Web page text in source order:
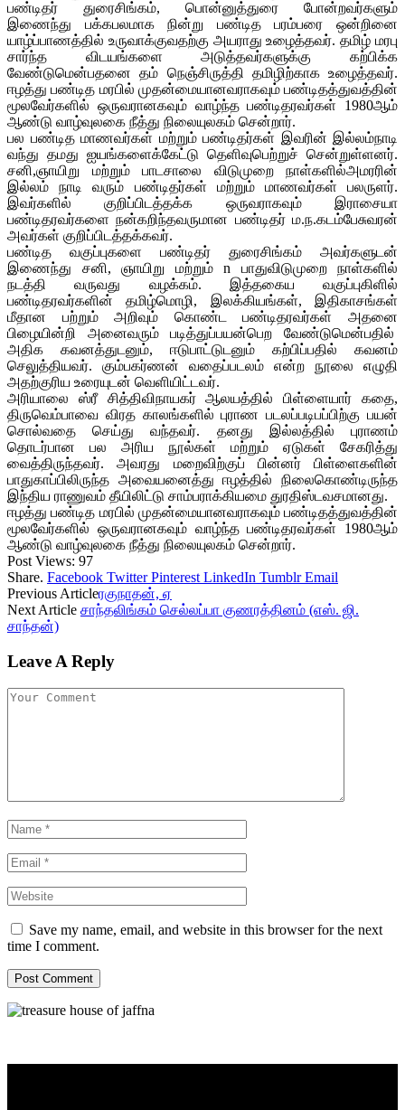
பண்டிதர் துரைசிங்கம், பொன்னுத்துரை போன்றவர்களும்
இணைந்து பக்கபலமாக நின்று பண்டித பரம்பரை ஒன்றினை
யாழ்ப்பாணத்தில் உருவாக்குவதற்கு அயராது உழைத்தவர். தமிழ் மரபு
சார்ந்த விடயங்களை அடுத்தவர்களுக்கு கற்பிக்க
வேண்டுமென்பதனை தம் நெஞ்சிருத்தி தமிழிற்காக உழைத்தவர்.
ஈழத்து பண்டித மரபில் முதன்மையானவராகவும் பண்டிதத்துவத்தின்
மூலவேர்களில் ஒருவரானகவும் வாழ்ந்த பண்டிதரவர்கள் 1980ஆம்
ஆண்டு வாழ்வுலகை நீத்து நிலையுலகம் சென்றார்.
பல பண்டித மாணவர்கள் மற்றும் பண்டிதர்கள் இவரின் இல்லம்நாடி
வந்து தமது ஐயங்களைக்கேட்டு தெளிவுபெற்றுச் சென்றுள்ளனர்.
சனி,ஞாயிறு மற்றும் பாடசாலை விடுமுறை நாள்களில்அமரரின்
இல்லம் நாடி வரும் பண்டிதர்கள் மற்றும் மாணவர்கள் பலருளர்.
இவர்களில் குறிப்பிடத்தக்க ஒருவராகவும் இராசையா
பண்டிதரவர்களை நன்கறிந்தவருமான பண்டிதர் ம.ந.கடம்பேசுவரன்
அவர்கள் குறிப்பிடத்தக்கவர்.
பண்டித வகுப்புகளை பண்டிதர் துரைசிங்கம் அவர்களுடன்
இணைந்து சனி, ஞாயிறு மற்றும் n பாதுவிடுமுறை நாள்களில்
நடத்தி வருவது வழக்கம். இத்தகைய வகுப்புகிளில்
பண்டிதரவர்களின் தமிழ்மொழி, இலக்கியங்கள், இதிகாசங்கள்
மீதான பற்றும் அறிவும் கொண்ட பண்டிதரவர்கள் அதனை
பிழையின்றி அனைவரும் படித்துப்பயன்பெற வேண்டுமென்பதில்
அதிக கவனத்துடனும், ஈடுபாட்டுடனும் கற்பிப்பதில் கவனம்
செலுத்தியவர். கும்பகர்ணன் வதைப்படலம் என்ற நூலை எழுதி
அதற்குரிய உரையுடன் வெளியிட்டவர்.
அரியாலை ஸ்ரீ சித்திவிநாயகர் ஆலயத்தில் பிள்ளையார் கதை,
திருவெம்பாவை விரத காலங்களில் புராண படலப்படிபப்பிற்கு பயன்
சொல்வதை செய்து வந்தவர். தனது இல்லத்தில் புராணம்
தொடர்பான பல அரிய நூல்கள் மற்றும் ஏடுகள் சேகரித்து
வைத்திருந்தவர். அவரது மறைவிற்குப் பின்னர் பிள்ளைகளின்
பாதுகாப்பிலிருந்த அவையனைத்து ஈழத்தில் நிலைகொண்டிருந்த
இந்திய ராணுவம் தீயிலிட்டு சாம்பராக்கியமை துரதிஸ்டவசமானது.
ஈழத்து பண்டித மரபில் முதன்மையானவராகவும் பண்டிதத்துவத்தின்
மூலவேர்களில் ஒருவரானகவும் வாழ்ந்த பண்டிதரவர்கள் 1980ஆம்
ஆண்டு வாழ்வுலகை நீத்து நிலையுலகம் சென்றார்.
Post Views: 97
Share. Facebook Twitter Pinterest LinkedIn Tumblr Email
Previous Articleரகுநாதன், ஏ
Next Article சாந்தலிங்கம் செல்லப்பா குணரத்தினம் (எஸ். ஜி.
சாந்தன்)
Leave A Reply
Save my name, email, and website in this browser for the next
time I comment.